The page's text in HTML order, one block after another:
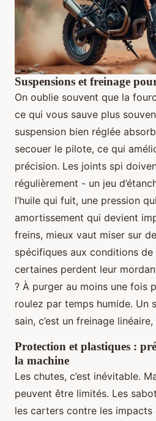
Suspensions et freinage
On oublie souvent que la
ce qui vous sauve plus
suspension bien réglée
secouer le pilote, ce qui
précision. Les joints spi
régulièrement - un jeu
l’huile qui fuit, une pression
amortissement qui devient
freins, mieux vaut miser sur
spécifiques aux conditions de
certaines perdent leur
? À purger au moins une fois
roulez par temps humide. Un
sain, c’est un freinage
Protection et plastiques :
la machine
Les chutes, c’est inévitable.
peuvent être limités. Les
les carters contre les